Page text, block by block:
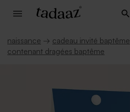
naissance → cadeau invité baptême
contenant dragées baptême